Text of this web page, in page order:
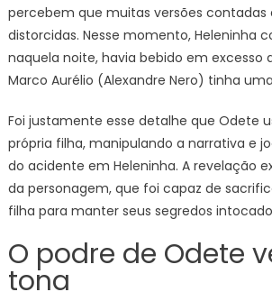
percebem que muitas versões
distorcidas. Nesse momento, Heleninha
naquela noite, havia bebido em excesso
Marco Aurélio (Alexandre Nero) tinha
Foi justamente esse detalhe que Odete
própria filha, manipulando a narrativa e
do acidente em Heleninha. A revelação
da personagem, que foi capaz de
filha para manter seus segredos
O podre de Odete
tona